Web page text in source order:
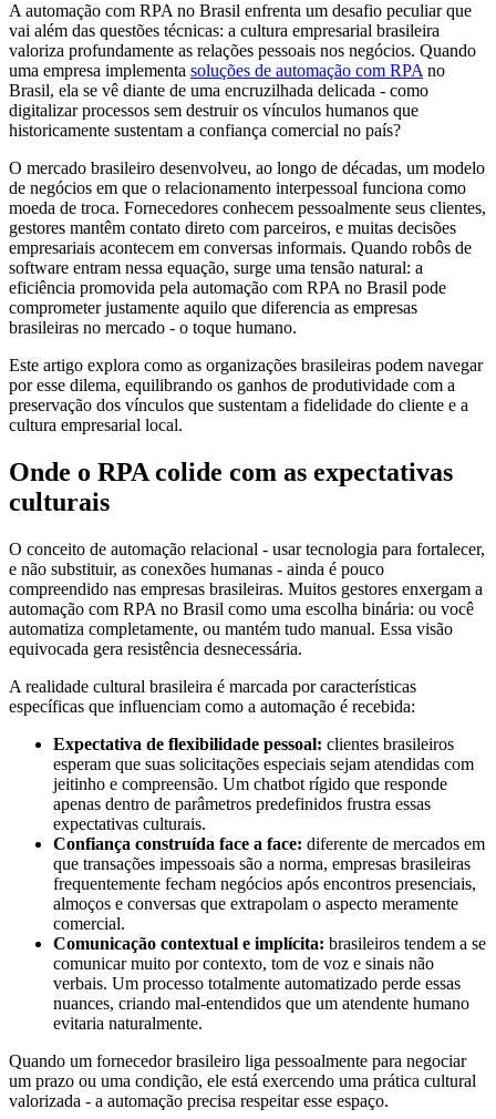
A automação com RPA no Brasil enfrenta um desafio peculiar que
vai além das questões técnicas: a cultura empresarial brasileira
valoriza profundamente as relações pessoais nos negócios. Quando
uma empresa implementa soluções de automação com RPAno
Brasil, ela se vê diante de uma encruzilhada delicada - como
digitalizar processos sem destruir os vínculos humanos que
historicamente sustentam a confiança comercial no país?
O mercado brasileiro desenvolveu, ao longo de décadas, um modelo
de negócios em que o relacionamento interpessoal funciona como
moeda de troca. Fornecedores conhecem pessoalmente seus clientes,
gestores mantêm contato direto com parceiros, e muitas decisões
empresariais acontecem em conversas informais. Quando robôs de
software entram nessa equação, surge uma tensão natural: a
eficiência promovida pela automação com RPA no Brasil pode
comprometer justamente aquilo que diferencia as empresas
brasileiras no mercado - o toque humano.
Este artigo explora como as organizações brasileiras podem navegar
por esse dilema, equilibrando os ganhos de produtividade com a
preservação dos vínculos que sustentam a fidelidade do cliente e a
cultura empresarial local.
Onde o RPA colide com as expectativas
culturais
O conceito de automação relacional - usar tecnologia para fortalecer,
e não substituir, as conexões humanas - ainda é pouco
compreendido nas empresas brasileiras. Muitos gestores enxergam a
automação com RPA no Brasil como uma escolha binária: ou você
automatiza completamente, ou mantém tudo manual. Essa visão
equivocada gera resistência desnecessária.
A realidade cultural brasileira é marcada por características
específicas que influenciam como a automação é recebida:
Expectativa de flexibilidade pessoal: clientes brasileiros
esperam que suas solicitações especiais sejam atendidas com
jeitinho e compreensão. Um chatbot rígido que responde
apenas dentro de parâmetros predefinidos frustra essas
expectativas culturais.
Confiança construída face a face: diferente de mercados em
que transações impessoais são a norma, empresas brasileiras
frequentemente fecham negócios após encontros presenciais,
almoços e conversas que extrapolam o aspecto meramente
comercial.
Comunicação contextual e implícita: brasileiros tendem a se
comunicar muito por contexto, tom de voz e sinais não
verbais. Um processo totalmente automatizado perde essas
nuances, criando mal-entendidos que um atendente humano
evitaria naturalmente.
Quando um fornecedor brasileiro liga pessoalmente para negociar
um prazo ou uma condição, ele está exercendo uma prática cultural
valorizada - a automação precisa respeitar esse espaço.